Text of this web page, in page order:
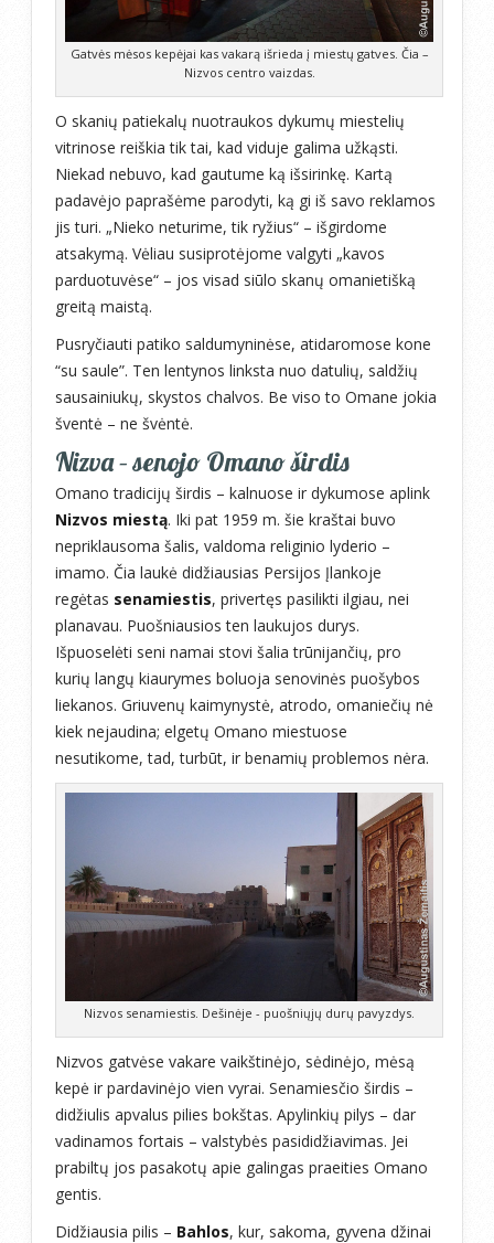
Gatvės mėsos kepėjai kas vakarą išrieda į miestų gatves. Čia –
Nizvos centro vaizdas.
O skanių patiekalų nuotraukos dykumų miestelių
vitrinose reiškia tik tai, kad viduje galima užkąsti.
Niekad nebuvo, kad gautume ką išsirinkę. Kartą
padavėjo paprašėme parodyti, ką gi iš savo reklamos
jis turi. „Nieko neturime, tik ryžius“ – išgirdome
atsakymą. Vėliau susiprotėjome valgyti „kavos
parduotuvėse“ – jos visad siūlo skanų omanietišką
greitą maistą.
Pusryčiauti patiko saldumyninėse, atidaromose kone
“su saule”. Ten lentynos linksta nuo datulių, saldžių
sausainiukų, skystos chalvos. Be viso to Omane jokia
šventė – ne švėntė.
Nizva – senojo Omano širdis
Omano tradicijų širdis – kalnuose ir dykumose aplink
Nizvos miestą. Iki pat 1959 m. šie kraštai buvo
nepriklausoma šalis, valdoma religinio lyderio –
imamo. Čia laukė didžiausias Persijos Įlankoje
regėtas senamiestis, privertęs pasilikti ilgiau, nei
planavau. Puošniausios ten laukujos durys.
Išpuoselėti seni namai stovi šalia trūnijančių, pro
kurių langų kiaurymes boluoja senovinės puošybos
liekanos. Griuvenų kaimynystė, atrodo, omaniečių nė
kiek nejaudina; elgetų Omano miestuose
nesutikome, tad, turbūt, ir benamių problemos nėra.
Nizvos senamiestis. Dešinėje - puošniųjų durų pavyzdys.
Nizvos gatvėse vakare vaikštinėjo, sėdinėjo, mėsą
kepė ir pardavinėjo vien vyrai. Senamiesčio širdis –
didžiulis apvalus pilies bokštas. Apylinkių pilys – dar
vadinamos fortais – valstybės pasididžiavimas. Jei
prabiltų jos pasakotų apie galingas praeities Omano
gentis.
Didžiausia pilis – Bahlos, kur, sakoma, gyvena džinai